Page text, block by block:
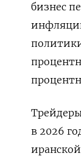
‌бизнес
в 2026